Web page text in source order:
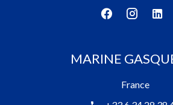
MARINE
France